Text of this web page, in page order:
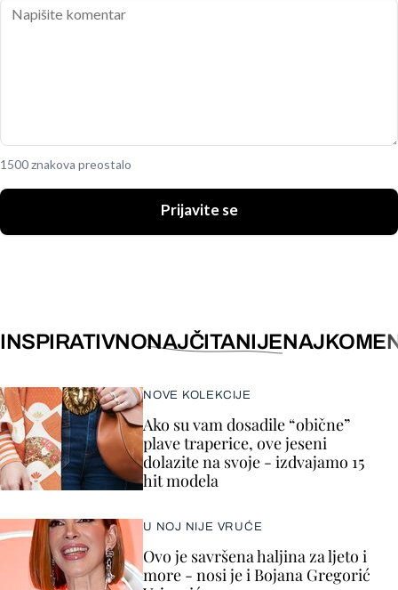
1500 znakova preostalo
Prijavite se
INSPIRATIVNONAJČITANIJE
NOVE KOLEKCIJE
Ako su vam dosadile “obične”
plave traperice, ove jeseni
dolazite na svoje - izdvajamo 15
hit modela
U NOJ NIJE VRUĆE
Ovo je savršena haljina za ljeto i
more - nosi je i Bojana Gregorić